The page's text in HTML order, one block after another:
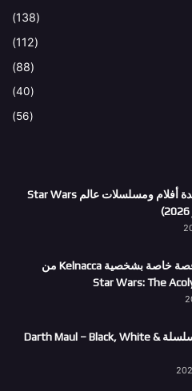
(138)
(112)
(88)
(40)
(56)
ترتيب مشاهدة أفلام ومسلسلات عالم Star Wars
الاعلان عن قصة خاصة بشخصية Kelnacca من
الاعلان عن سلسلة Darth Maul – Black, White &